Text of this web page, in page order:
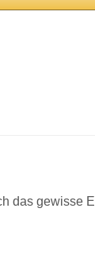
das gewisse